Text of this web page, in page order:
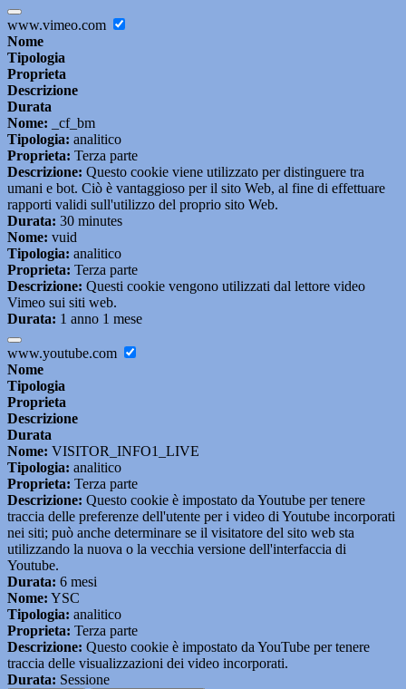
www.vimeo.com
Nome
Tipologia
Proprieta
Descrizione
Durata
Nome: _cf_bm
Tipologia: analitico
Proprieta: Terza parte
Descrizione: Questo cookie viene utilizzato per distinguere tra
umani e bot. Ciò è vantaggioso per il sito Web, al fine di effettuare
rapporti validi sull'utilizzo del proprio sito Web.
Durata: 30 minutes
Nome: vuid
Tipologia: analitico
Proprieta: Terza parte
Descrizione: Questi cookie vengono utilizzati dal lettore video
Vimeo sui siti web.
Durata: 1 anno 1 mese
www.youtube.com
Nome
Tipologia
Proprieta
Descrizione
Durata
Nome: VISITOR_INFO1_LIVE
Tipologia: analitico
Proprieta: Terza parte
Descrizione: Questo cookie è impostato da Youtube per tenere
traccia delle preferenze dell'utente per i video di Youtube incorporati
nei siti; può anche determinare se il visitatore del sito web sta
utilizzando la nuova o la vecchia versione dell'interfaccia di
Youtube.
Durata: 6 mesi
Nome: YSC
Tipologia: analitico
Proprieta: Terza parte
Descrizione: Questo cookie è impostato da YouTube per tenere
traccia delle visualizzazioni dei video incorporati.
Durata: Sessione